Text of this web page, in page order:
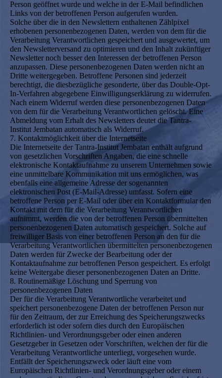
Person geöffnet wurde und welche in der E-Mail befindlichen
Links von der betroffenen Person aufgerufen wurden.
Solche über die in den Newslettern enthaltenen Zählpixel
erhobenen personenbezogenen Daten, werden von dem für die
Verarbeitung Verantwortlichen gespeichert und ausgewertet, um
den Newsletterversand zu optimieren und den Inhalt zukünftiger
Newsletter noch besser den Interessen der betroffenen Person
anzupassen. Diese personenbezogenen Daten werden nicht an
Dritte weitergegeben. Betroffene Personen sind jederzeit
berechtigt, die diesbezügliche gesonderte, über das Double-Opt-
In-Verfahren abgegebene Einwilligungserklärung zu widerrufen.
Nach einem Widerruf werden diese personenbezogenen Daten
von dem für die Verarbeitung Verantwortlichen gelöscht. Eine
Abmeldung vom Erhalt des Newsletters deutet die Tantra-
Institut Jembatan automatisch als Widerruf.
7. Kontaktmöglichkeit über die Internetseite
Die Internetseite der Tantra-Institut Jembatan enthält aufgrund
von gesetzlichen Vorschriften Angaben, die eine schnelle
elektronische Kontaktaufnahme zu unserem Unternehmen sowie
eine unmittelbare Kommunikation mit uns ermöglichen, was
ebenfalls eine allgemeine Adresse der sogenannten
elektronischen Post (E-Mail-Adresse) umfasst. Sofern eine
betroffene Person per E-Mail oder über ein Kontaktformular den
Kontakt mit dem für die Verarbeitung Verantwortlichen
aufnimmt, werden die von der betroffenen Person übermittelten
personenbezogenen Daten automatisch gespeichert. Solche auf
freiwilliger Basis von einer betroffenen Person an den für die
Verarbeitung Verantwortlichen übermittelten personenbezogenen
Daten werden für Zwecke der Bearbeitung oder der
Kontaktaufnahme zur betroffenen Person gespeichert. Es erfolgt
keine Weitergabe dieser personenbezogenen Daten an Dritte.
8. Routinemäßige Löschung und Sperrung von
personenbezogenen Daten
Der für die Verarbeitung Verantwortliche verarbeitet und
speichert personenbezogene Daten der betroffenen Person nur
für den Zeitraum, der zur Erreichung des Speicherungszwecks
erforderlich ist oder sofern dies durch den Europäischen
Richtlinien- und Verordnungsgeber oder einen anderen
Gesetzgeber in Gesetzen oder Vorschriften, welchen der für die
Verarbeitung Verantwortliche unterliegt, vorgesehen wurde.
Entfällt der Speicherungszweck oder läuft eine vom
Europäischen Richtlinien- und Verordnungsgeber oder einem